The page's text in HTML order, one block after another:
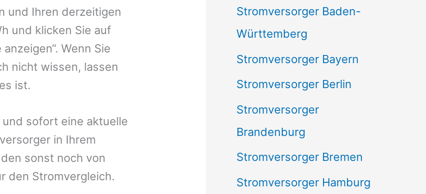
und Ihren derzeitigen
und klicken Sie auf
Wenn Sie
nicht wissen, lassen
ist.
sofort eine aktuelle
in Ihrem
sonst noch von
den Stromvergleich.
Stromversorger Baden-
Württemberg
Stromversorger Bayern
Stromversorger Berlin
Stromversorger
Brandenburg
Stromversorger Bremen
Stromversorger Hamburg